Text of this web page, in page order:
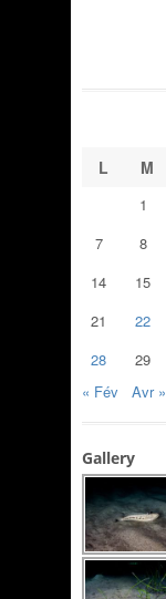
L
M
1
7
8
14
15
21
22
28
29
« Fév
Avr »
Gallery